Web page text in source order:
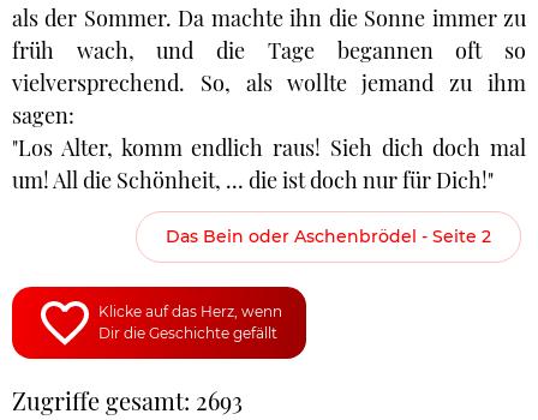
als der Sommer. Da machte ihn die Sonne immer zu
früh wach, und die Tage begannen oft so
vielversprechend. So, als wollte jemand zu ihm
sagen:
"Los Alter, komm endlich raus! Sieh dich doch mal
um! All die Schönheit, ... die ist doch nur für Dich!"
Das Bein oder Aschenbrödel - Seite 2
Klicke auf das Herz, wenn
Dir die Geschichte gefällt
Zugriffe gesamt: 2693